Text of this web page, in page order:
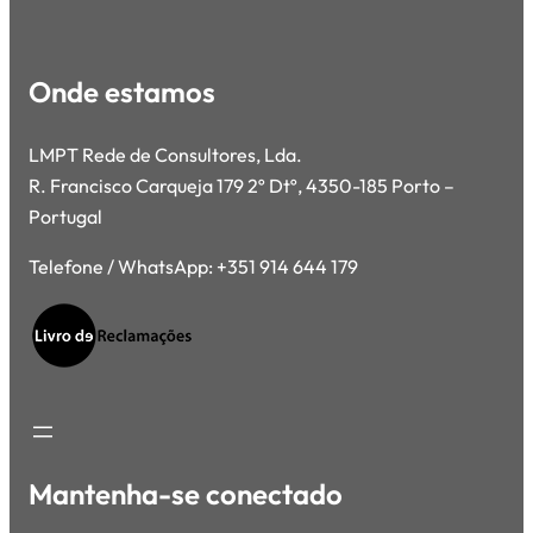
Onde estamos
LMPT Rede de Consultores, Lda.
R. Francisco Carqueja 179 2º Dtº, 4350-185 Porto –
Portugal
Telefone / WhatsApp: +351 914 644 179
Mantenha-se conectado